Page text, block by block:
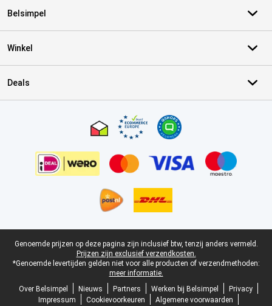
Belsimpel
Winkel
Deals
Juridische voettekst
Genoemde prijzen op deze pagina zijn inclusief btw, tenzij anders vermeld.
Prijzen zijn exclusief verzendkosten.
*Genoemde levertijden gelden niet voor alle producten of verzendmethoden:
meer informatie.
Over Belsimpel
Nieuws Partners Werken bij Belsimpel
Privacy
Impressum
Cookievoorkeuren
Algemene voorwaarden